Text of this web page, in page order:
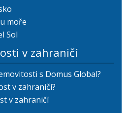
moře
Sol
v zahraničí
s Domus Global?
v zahraničí?
v zahraničí